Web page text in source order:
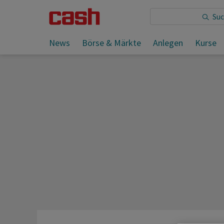
News Börse & Märkte Anlegen Kurse
Sie lesen: